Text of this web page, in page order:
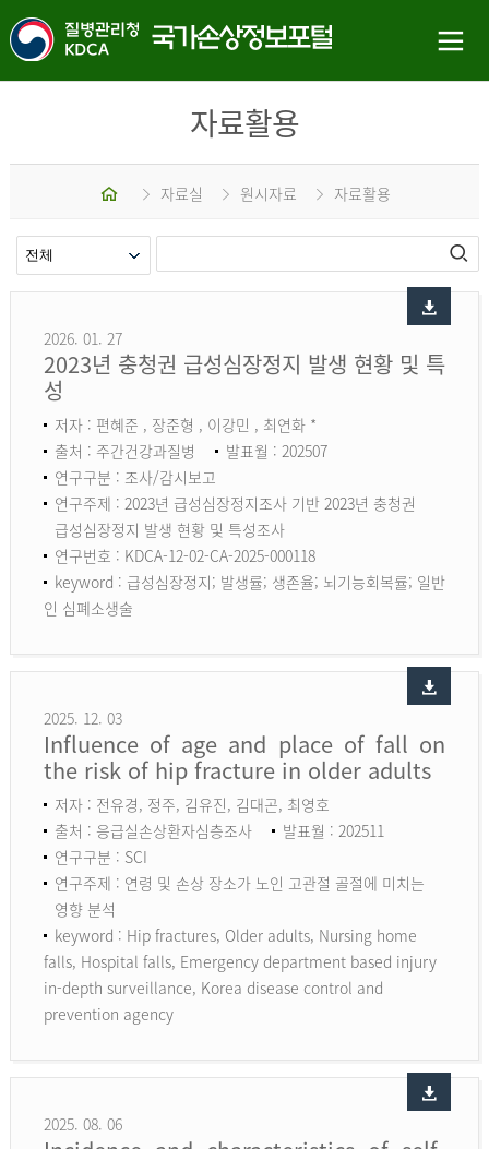
자료활용
홈 자료실 원시자료 자료활용
2026. 01. 27
2023년 충청권 급성심장정지 발생 현황 및 특
성
저자 : 편혜준 , 장준형 , 이강민 , 최연화 *
출처 : 주간건강과질병
발표월 : 202507
연구구분 : 조사/감시보고
연구주제 : 2023년 급성심장정지조사 기반 2023년 충청권
급성심장정지 발생 현황 및 특성조사
연구번호 : KDCA-12-02-CA-2025-000118
keyword : 급성심장정지; 발생률; 생존율; 뇌기능회복률; 일반
인 심폐소생술
2025. 12. 03
Influence of age and place of fall on
the risk of hip fracture in older adults
저자 : 전유경, 정주, 김유진, 김대곤, 최영호
출처 : 응급실손상환자심층조사
발표월 : 202511
연구구분 : SCI
연구주제 : 연령 및 손상 장소가 노인 고관절 골절에 미치는
영향 분석
keyword : Hip fractures, Older adults, Nursing home
falls, Hospital falls, Emergency department based injury
in-depth surveillance, Korea disease control and
prevention agency
2025. 08. 06